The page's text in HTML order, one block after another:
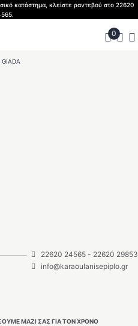
κατάστημα, κλείστε ραντεβού στο 22620
22620 24565 - 22620 29853
info@karaoulanisepiplo.gr
ΜΑΖΊ ΣΑΣ ΓΙΑ ΤΟΝ ΧΡΌΝΟ